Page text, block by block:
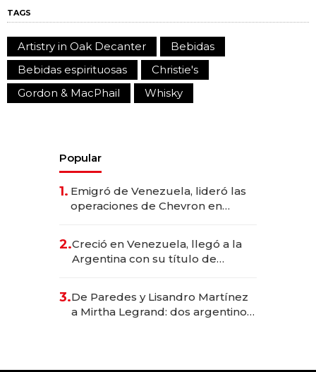
TAGS
Artistry in Oak Decanter
Bebidas
Bebidas espirituosas
Christie's
Gordon & MacPhail
Whisky
Popular
1. Emigró de Venezuela, lideró las
operaciones de Chevron en
2.Creció en Venezuela, llegó a la
Argentina con su título de
las marcas "fast premium"
3.De Paredes y Lisandro Martínez
a Mirtha Legrand: dos argentinos